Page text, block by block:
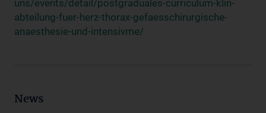
uns/events/detail/postgraduales-curriculum-klin-
abteilung-fuer-herz-thorax-gefaesschirurgische-
anaesthesie-und-intensivme/
News